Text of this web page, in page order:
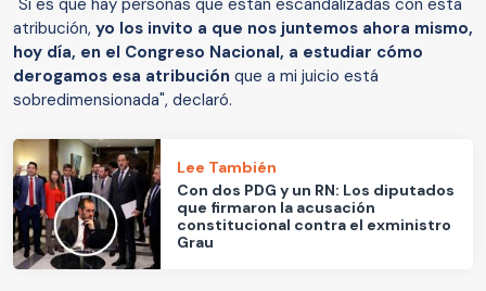
"Si es que hay personas que están escandalizadas con esta
atribución, yo los invito a que nos juntemos ahora mismo,
hoy día, en el Congreso Nacional, a estudiar cómo
derogamos esa atribución que a mi juicio está
sobredimensionada", declaró.
Lee También
Con dos PDG y un RN: Los diputados
que firmaron la acusación
constitucional contra el exministro
Grau